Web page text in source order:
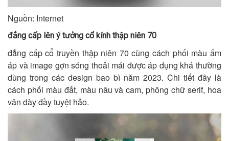
Nguồn: Internet
đẳng cấp lên ý tưởng cổ kính thập niên 70
đẳng cấp cổ truyền thập niên 70 cùng cách phối màu ấm
áp và image gợn sóng thoải mái được áp dụng khá thường
dùng trong các design bao bì năm 2023. Chi tiết đây là
cách phối màu đất, màu nâu và cam, phông chữ serif, hoa
văn dày đầy tuyệt hảo.